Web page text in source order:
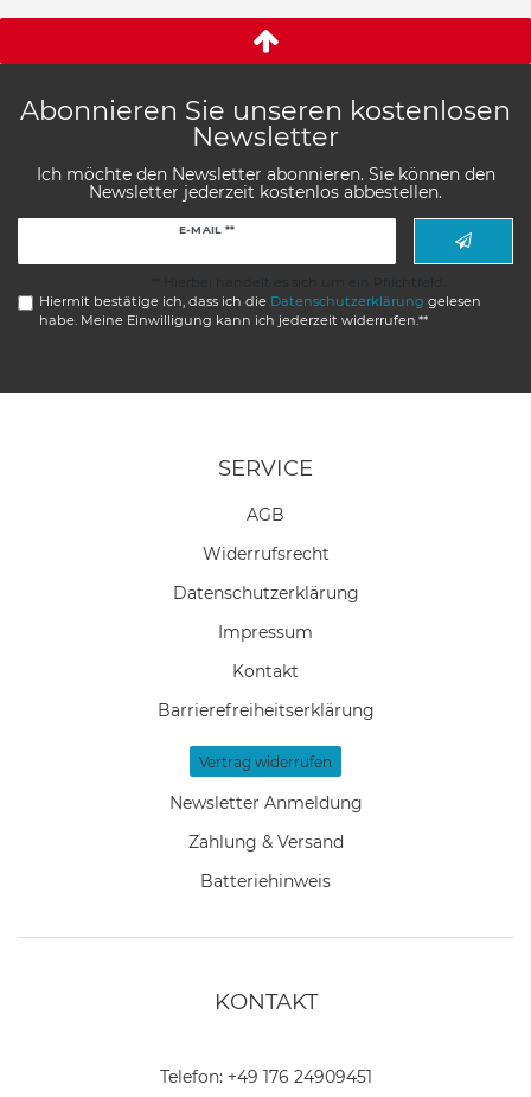
Abonnieren Sie unseren kostenlosen
Newsletter
Ich möchte den Newsletter abonnieren. Sie können den
Newsletter jederzeit kostenlos abbestellen.
E-MAIL **
Hiermit bestätige ich, dass ich die Daten­schutz­erklärung gelesen
habe. Meine Einwilligung kann ich jederzeit widerrufen.**
SERVICE
AGB
Widerrufs­recht
Daten­schutz­erklärung
Impressum
Kontakt
Barrierefreiheitserklärung
Vertrag widerrufen
Newsletter Anmeldung
Zahlung & Versand
Batteriehinweis
KONTAKT
Telefon: +49 176 24909451